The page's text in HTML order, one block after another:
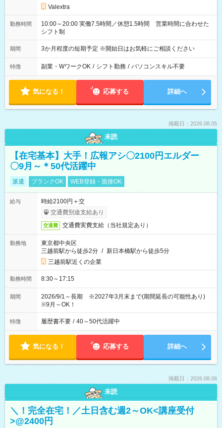
Valextra
勤務時間
10:00～20:00 実働7.5時間／休憩1.5時間 営業時間に合わせた
シフト制
期間 3か月程度の短期予定 ※開始日はお気軽にご相談ください
特徴 副業・WワークOK / シフト勤務 / パソコンスキル不要
気になる！ 応募する 詳細へ
掲載日：2026.08.05
未読
【在宅基本】大手！広報アシ〇2100円エルダー
〇9月～＊50代活躍中
派遣 ブランクOK WEB登録・面接OK
給与
時給2100円＋交
交通費別途支給あり
交通費 交通費実費支給（当社規定あり）
勤務地
東京都中央区
三越前駅から徒歩2分 / 新日本橋駅から徒歩5分
三越前駅近くの企業
勤務時間 8:30～17:15
期間
2026/9/1～長期 ※2027年3月末まで(期間延長の可能性あり)
※9月～OK！
特徴 履歴書不要 / 40～50代活躍中
気になる！ 応募する 詳細へ
掲載日：2026.08.06
未読
＼！完全在宅！／土日含む週2～OK<講座受付
>@2400円